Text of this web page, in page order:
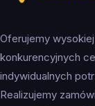
Oferujemy
konkurencyjnych
indywidualnych
Realizujemy